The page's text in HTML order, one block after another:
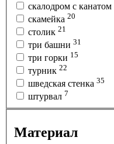
скалодром с канатом
скамейка 20
столик 21
три башни 31
три горки 15
турник 22
шведская стенка 35
штурвал 7
Материал